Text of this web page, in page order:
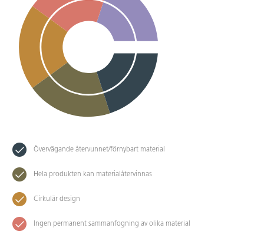
Övervägande återvunnet/förnybart material
Hela produkten kan materialåtervinnas
Cirkulär design
Ingen permanent sammanfogning av olika material